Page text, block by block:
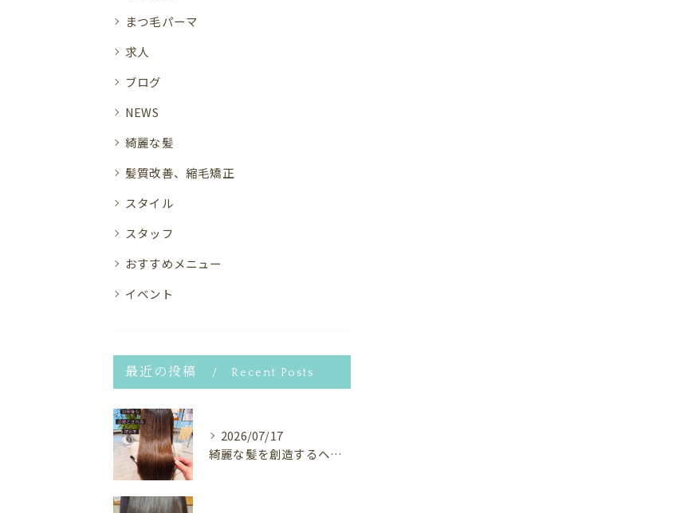
まつ毛パーマ
求人
ブログ
NEWS
綺麗な髪
髪質改善、縮毛矯正
スタイル
スタッフ
おすすめメニュー
イベント
最近の投稿 Recent Posts
2026/07/17
綺麗な髪を創造するヘアサロン⭐︎